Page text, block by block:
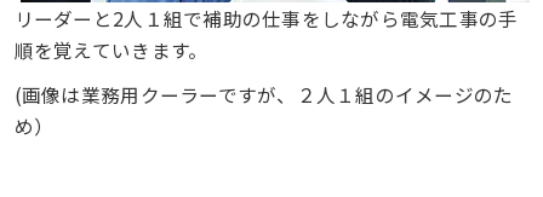
リーダーと2人１組で補助の仕事をしながら電気工事の手
順を覚えていきます。
(画像は業務用クーラーですが、２人１組のイメージのた
め）